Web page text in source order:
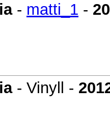
- matti_1 -
- Vinyll -